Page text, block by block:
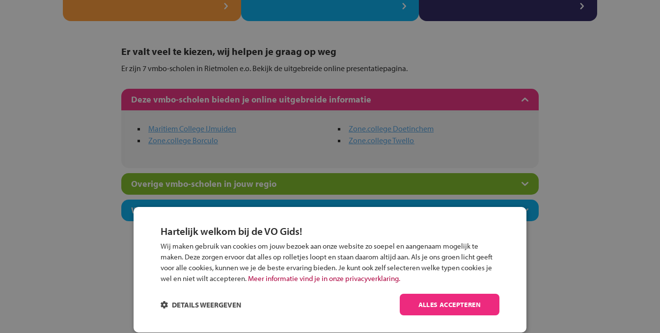
Er valt veel te kiezen, wij helpen je graag op weg
Er zijn 7 vmbo-scholen in Rietmolen e.o. Bekijk de uitgebreide online presentatiepagina.
Deze vmbo-scholen bieden je online uitgebreide informatie
Maritiem College IJmuiden
Zone.college Borculo
Zone.college Doetinchem
Zone.college Twello
Overige vmbo-scholen in jouw regio
Welk onderwijsconcept past bij jou?
Inschrijven?
Alle informatie om je kind aan te melden bij
Hartelijk welkom bij de VO Gids!
Wij maken gebruik van cookies om jouw bezoek aan onze website zo soepel en aangenaam mogelijk te
maken. Deze zorgen ervoor dat alles op rolletjes loopt en staan daarom altijd aan. Als je ons groen licht geeft
voor alle cookies, kunnen we je de beste ervaring bieden. Je kunt ook zelf selecteren welke typen cookies je
wel en niet wilt accepteren. Meer informatie vind je in onze privacyverklaring.
ALLES ACCEPTEREN
DETAILS WEERGEVEN